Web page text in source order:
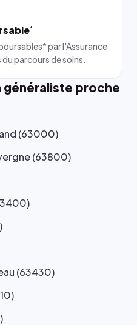
*
par l'Assurance
parcours de soins.
généraliste proche
(63000)
(63800)
(63430)